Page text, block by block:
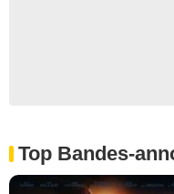
Top Bandes-